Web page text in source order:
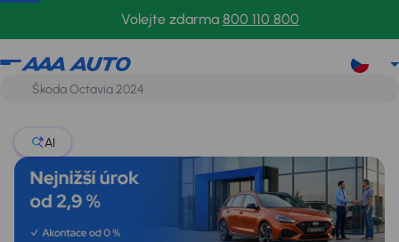
Volejte zdarma 800 110 800
DS
AI